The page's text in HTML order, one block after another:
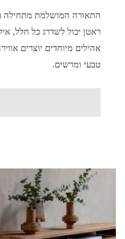
התאורה המושלמת מתחילה
ראטן יכול לשדרג כל חלל,
אהילים מיוחדים יוצרים
טבעי ומרשים.